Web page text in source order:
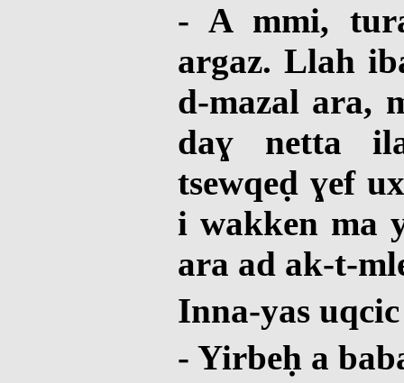
- A mmi,
argaz. Llah
d-mazal ara,
daɣ netta
tsewqeḍ ɣef
i wakken ma
ara ad ak-t-
Inna-yas
- Yirbeḥ a